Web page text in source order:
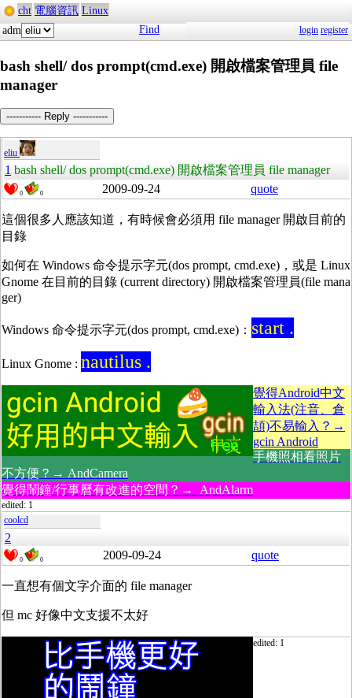
cht 電腦資訊 Linux
adm
Find login register
bash shell/ dos prompt(cmd.exe) 開啟檔案管理員 file
manager
----------- Reply -----------
eliu
1 bash shell/ dos prompt(cmd.exe) 開啟檔案管理員 file manager
0 0 2009-09-24 quote
這個很多人應該知道，有時候會必須用 file manager 開啟目前的
目錄
如何在 Windows 命令提示字元(dos prompt, cmd.exe)，或是 Linux
Gnome 在目前的目錄 (current directory) 開啟檔案管理員(file mana
ger)
Windows 命令提示字元(dos prompt, cmd.exe)： start .
Linux Gnome : nautilus .
覺得Android中文
輸入法(注音、倉
頡)不易輸入？→
gcin Android
手機照相看照片
不方便？→ AndCamera
覺得鬧鐘/行事曆有改進的空間？→ AndAlarm
edited: 1
coolcd
2
0 0 2009-09-24 quote
一直想有個文字介面的 file manager
但 mc 好像中文支援不太好
edited: 1